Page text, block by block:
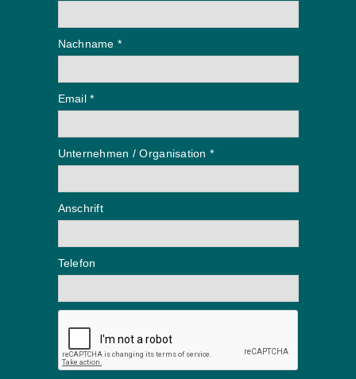
Nachname *
Email *
Unternehmen / Organisation *
Anschrift
Telefon